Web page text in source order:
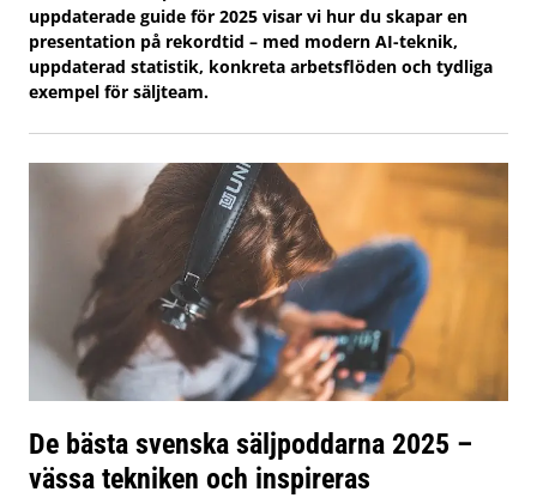
uppdaterade guide för 2025 visar vi hur du skapar en
presentation på rekordtid – med modern AI-teknik,
uppdaterad statistik, konkreta arbetsflöden och tydliga
exempel för säljteam.
De bästa svenska säljpoddarna 2025 –
vässa tekniken och inspireras